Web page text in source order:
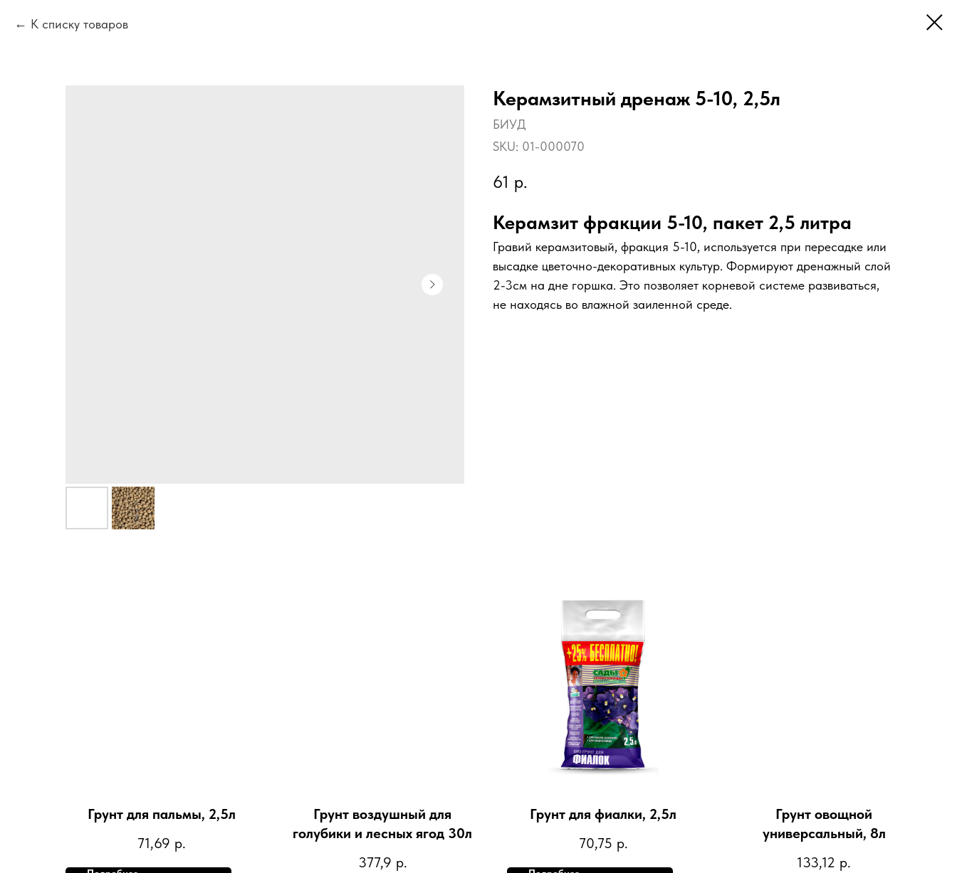
К списку товаров
Керамзитный дренаж 5-10, 2,5л
БИУД
SKU: 01-000070
61 р.
Керамзит фракции 5-10, пакет 2,5 литра
Гравий керамзитовый, фракция 5-10, используется при пересадке или
высадке цветочно-декоративных культур. Формируют дренажный слой
2-3см на дне горшка. Это позволяет корневой системе развиваться,
не находясь во влажной заиленной среде.
Грунт для пальмы, 2,5л
71,69 р.
Грунт воздушный для
голубики и лесных ягод 30л
377,9 р.
Грунт для фиалки, 2,5л
70,75 р.
Грунт овощной
универсальный, 8л
133,12 р.